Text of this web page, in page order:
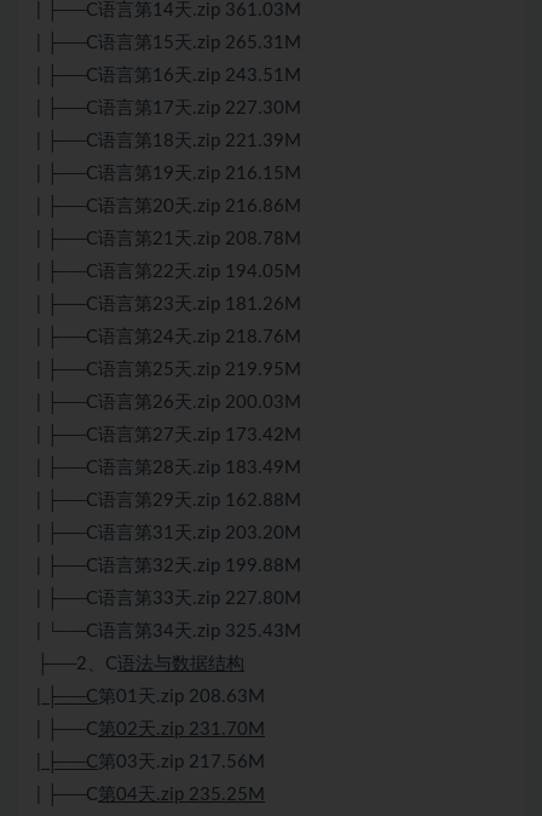
| ├──C语言第14天.zip 361.03M
| ├──C语言第15天.zip 265.31M
| ├──C语言第16天.zip 243.51M
| ├──C语言第17天.zip 227.30M
| ├──C语言第18天.zip 221.39M
| ├──C语言第19天.zip 216.15M
| ├──C语言第20天.zip 216.86M
| ├──C语言第21天.zip 208.78M
| ├──C语言第22天.zip 194.05M
| ├──C语言第23天.zip 181.26M
| ├──C语言第24天.zip 218.76M
| ├──C语言第25天.zip 219.95M
| ├──C语言第26天.zip 200.03M
| ├──C语言第27天.zip 173.42M
| ├──C语言第28天.zip 183.49M
| ├──C语言第29天.zip 162.88M
| ├──C语言第31天.zip 203.20M
| ├──C语言第32天.zip 199.88M
| ├──C语言第33天.zip 227.80M
| └──C语言第34天.zip 325.43M
├──2、C语法与数据结构
| ├──C第01天.zip 208.63M
| ├──C第02天.zip 231.70M
| ├──C第03天.zip 217.56M
| ├──C第04天.zip 235.25M